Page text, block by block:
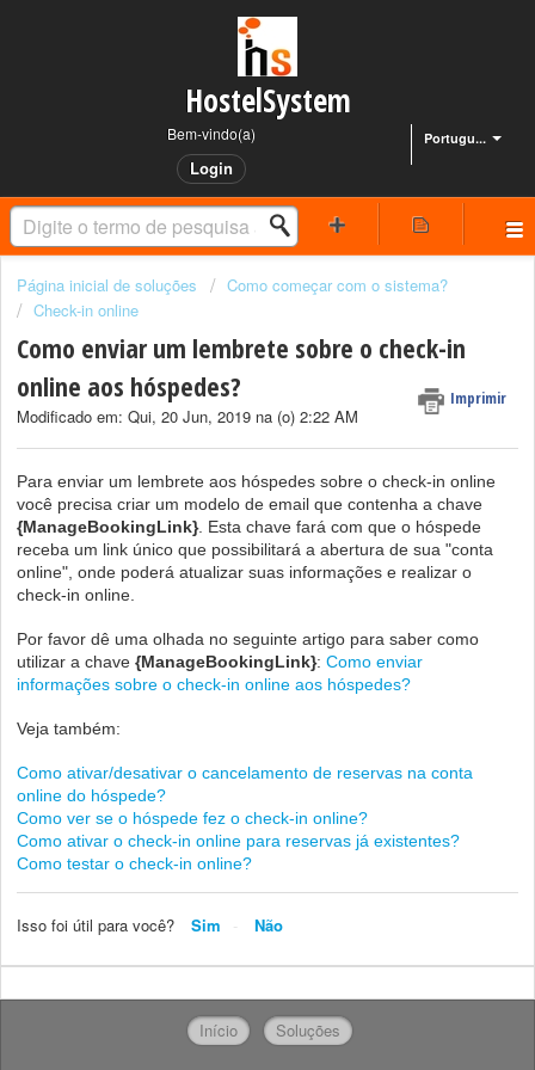
HostelSystem
Portugu...
Bem-vindo(a)
Login
Página inicial de soluções
Como começar com o sistema?
Check-in online
Como enviar um lembrete sobre o check-in
online aos hóspedes?
Imprimir
Modificado em: Qui, 20 Jun, 2019 na (o) 2:22 AM
Para enviar um lembrete aos hóspedes sobre o check-in online
você precisa criar um modelo de email que contenha a chave
{ManageBookingLink}. Esta chave fará com que o hóspede
receba um link único que possibilitará a abertura de sua "conta
online", onde poderá atualizar suas informações e realizar o
check-in online.
Por favor dê uma olhada no seguinte artigo para saber como
utilizar a chave {ManageBookingLink}: Como enviar
informações sobre o check-in online aos hóspedes?
Veja também:
Como ativar/desativar o cancelamento de reservas na conta
online do hóspede?
Como ver se o hóspede fez o check-in online?
Como ativar o check-in online para reservas já existentes?
Como testar o check-in online?
Isso foi útil para você? Sim Não
Início Soluções